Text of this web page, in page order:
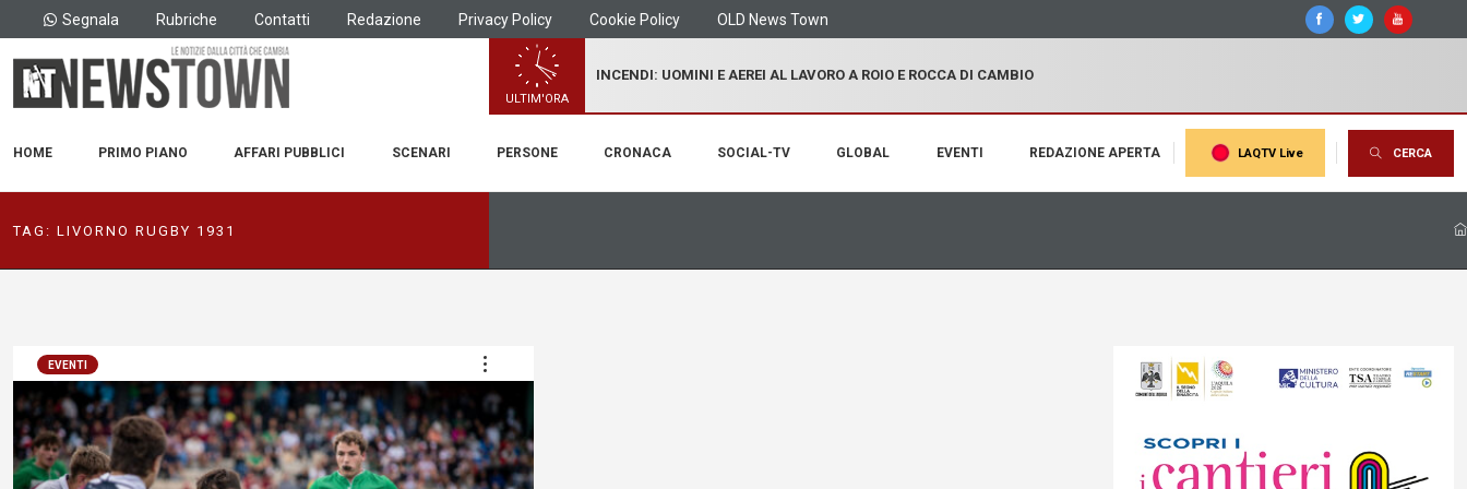
Segnala Rubriche Contatti Redazione Privacy Policy Cookie Policy OLD News Town
ULTIM'ORA
INCENDI: UOMINI E AEREI AL LAVORO A ROIO E ROCCA DI CAMBIO
HOME PRIMO PIANO AFFARI PUBBLICI SCENARI PERSONE CRONACA SOCIAL-TV GLOBAL EVENTI REDAZIONE APERTA LAQTV Live CERCA
TAG: LIVORNO RUGBY 1931
EVENTI